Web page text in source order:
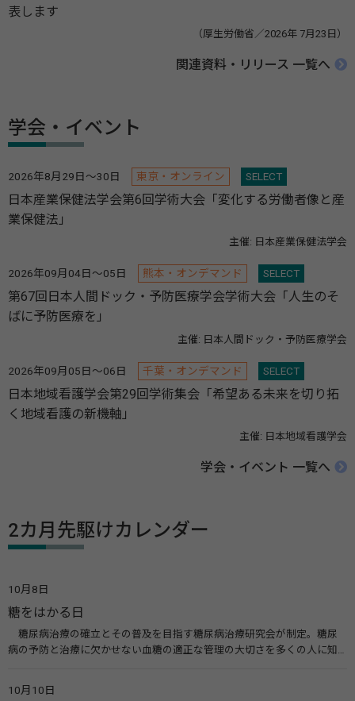
表します
（厚生労働省／2026年 7月23日）
関連資料・リリース 一覧へ
学会・イベント
2026年8月29日～30日 東京・オンライン SELECT
日本産業保健法学会第6回学術大会「変化する労働者像と産
業保健法」
主催: 日本産業保健法学会
2026年09月04日～05日 熊本・オンデマンド SELECT
第67回日本人間ドック・予防医療学会学術大会「人生のそ
ばに予防医療を」
主催: 日本人間ドック・予防医療学会
2026年09月05日～06日 千葉・オンデマンド SELECT
日本地域看護学会第29回学術集会「希望ある未来を切り拓
く地域看護の新機軸」
主催: 日本地域看護学会
学会・イベント 一覧へ
2カ月先駆けカレンダー
10月8日
糖をはかる日
糖尿病治療の確立とその普及を目指す糖尿病治療研究会が制定。糖尿
病の予防と治療に欠かせない血糖の適正な管理の大切さを多くの人に知
療研究会） 糖尿病ネットワーク
10月10日